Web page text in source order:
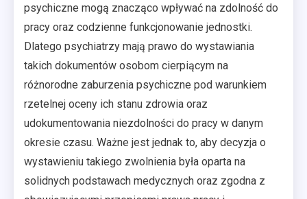
psychiczne mogą znacząco wpływać na zdolność do
pracy oraz codzienne funkcjonowanie jednostki.
Dlatego psychiatrzy mają prawo do wystawiania
takich dokumentów osobom cierpiącym na
różnorodne zaburzenia psychiczne pod warunkiem
rzetelnej oceny ich stanu zdrowia oraz
udokumentowania niezdolności do pracy w danym
okresie czasu. Ważne jest jednak to, aby decyzja o
wystawieniu takiego zwolnienia była oparta na
solidnych podstawach medycznych oraz zgodna z